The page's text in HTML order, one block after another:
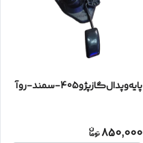
پایه‌وپدال‌گازپژو405-سمند-روآ
850,000